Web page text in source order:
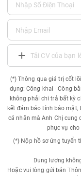
Tải CV của bạn
(*) Thông qua giá trị cốt
dụng: Công khai - Công
không phải chi trả bất kỳ
kết đảm bảo tính bảo mật,
cá nhân mà Anh Chị cung
phục vụ cho
(*) Nộp hồ sơ ứng tuyển
Dung lượng
Hoặc vui lòng gửi bản